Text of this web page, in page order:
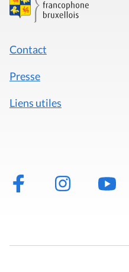
Contact
Presse
Liens utiles